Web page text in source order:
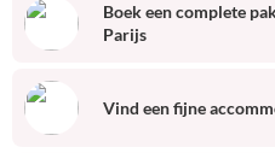
Boek een complete
Parijs
Vind een fijne